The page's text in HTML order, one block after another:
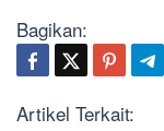
Bagikan:
Artikel Terkait: